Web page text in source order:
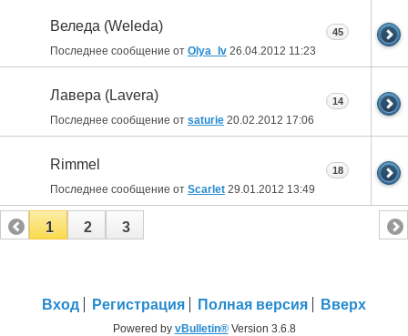
Веледа (Weleda)
Последнее сообщение от Olya_Iv 26.04.2012 11:23
45
Лавера (Lavera)
Последнее сообщение от saturie 20.02.2012 17:06
14
Rimmel
Последнее сообщение от Scarlet 29.01.2012 13:49
18
1 2 3
Вход Регистрация Полная версия Вверх
Powered by vBulletin®Version 3.6.8